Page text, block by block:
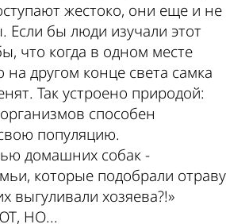
жестоко, они еще и не
бы люди изучали этот
что когда в одном месте
на другом конце света самка
Так устроено природой:
способен
популяцию.
домашних собак -
которые подобрали отраву
выгуливали хозяева?!»
НО...